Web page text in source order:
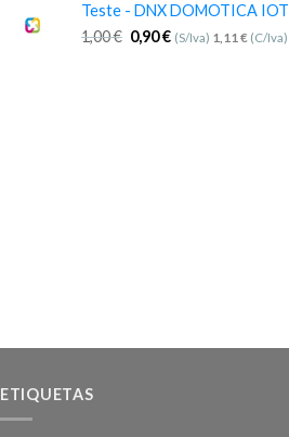
Teste - DNX DOMOTICA IOT
1,00€ 0,90€ (S/Iva) 1,11€ (C/Iva)
ETIQUETAS